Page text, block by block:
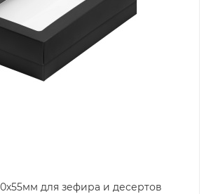
для зефира и десертов